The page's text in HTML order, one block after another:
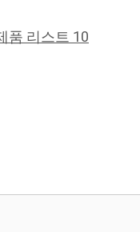
품 리스트 10